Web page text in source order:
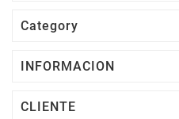
Category
INFORMACION
CLIENTE